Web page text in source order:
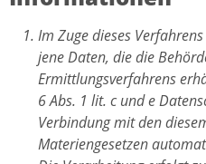
Im Zuge dieses
jene Daten, die die
Ermittlungsverfahrens
6 Abs. 1 lit. c und e
Verbindung mit den
Materiengesetzen